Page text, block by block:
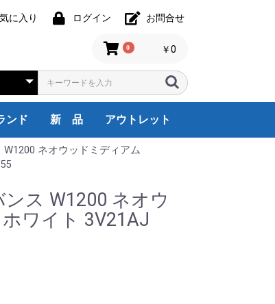
に入り ログイン お問合せ
0 ￥0
ンド
Miller
新 品
国内ブランド
オフィス全般
受付・ロビー
役員・応接家具
会議・ミーティング
収納・棚
その他
海外ブランド
アウトレット
国内ブランド
オフィス全般
受付ロビー
役員・応接家具
会議室家具
収納・棚
その他
海外ブランド
ネオウッドミディアム
ス W1200 ネオウ
ワイト 3V21AJ